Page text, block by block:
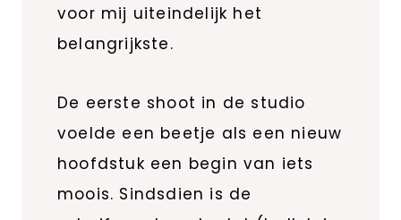
voor mij uiteindelijk het
belangrijkste.
De eerste shoot in de studio
voelde een beetje als een nieuw
hoofdstuk een begin van iets
moois. Sindsdien is de